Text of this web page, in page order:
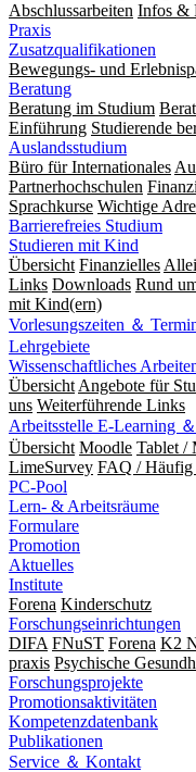
Abschlussarbeiten Infos &
Praxis
Zusatzqualifikationen
Bewegungs- und
Beratung
Beratung im Studium
Einführung Studierende
Auslandsstudium
Büro für Internationales
Partnerhochschulen
Sprachkurse Wichtige
Barrierefreies Studium
Studieren mit Kind
Übersicht Finanzielles
Links Downloads Rund
mit Kind(ern)
Vorlesungszeiten ＆
Lehrgebiete
Wissenschaftliches
Übersicht Angebote für
uns Weiterführende Links
Arbeitsstelle E-Learning
Übersicht Moodle Tablet /
LimeSurvey FAQ / Häufig
PC-Pool
Lern- & Arbeitsräume
Formulare
Promotion
Aktuelles
Institute
Forena Kinderschutz
Forschungseinrichtungen
DIFA FNuST Forena K2
praxis Psy­chische
Forschungsprojekte
Promotionsaktivitäten
Kompetenzdatenbank
Publikationen
Service ＆ Kontakt